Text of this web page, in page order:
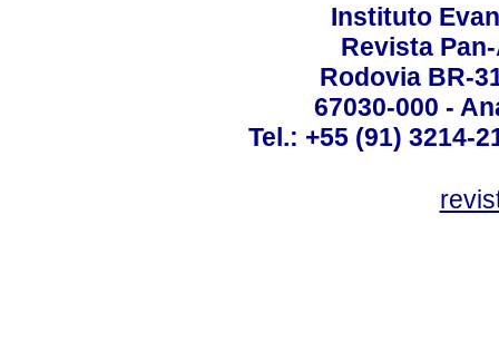
Instituto
Revista
Rodovia BR-
67030-000 -
Tel.: +55 (91) 3214-